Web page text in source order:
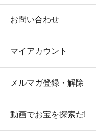
お問い合わせ
マイアカウント
メルマガ登録・解除
動画でお宝を探索だ!